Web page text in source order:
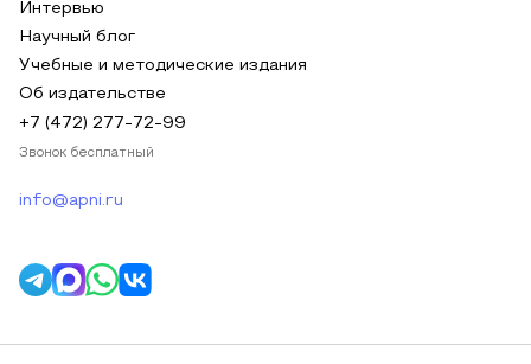
Интервью
Научный блог
Учебные и методические издания
Об издательстве
+7 (472) 277-72-99
Звонок бесплатный
info@apni.ru